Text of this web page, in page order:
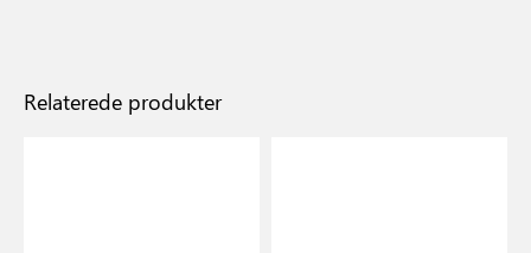
Relaterede produkter